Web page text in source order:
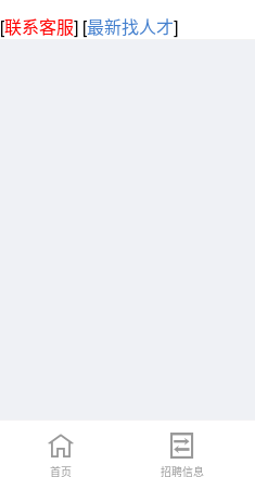
[联系客服] [最新找人才]
首页 招聘信息